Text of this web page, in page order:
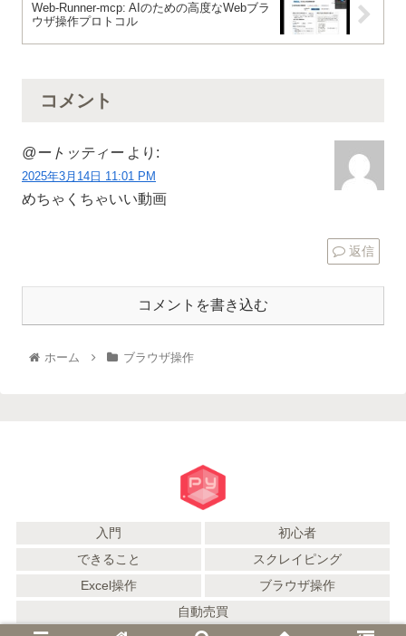
Web-Runner-mcp: AIのための高度なWebブラ
ウザ操作プロトコル
コメント
@ートッティー より:
2025年3月14日 11:01 PM
めちゃくちゃいい動画
返信
コメントを書き込む
ホーム ブラウザ操作
入門
初心者
できること
スクレイピング
Excel操作
ブラウザ操作
自動売買